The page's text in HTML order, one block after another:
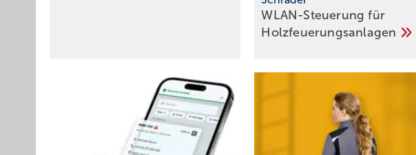
WLAN-Steuerung für
Holzfeuerungsanlagen